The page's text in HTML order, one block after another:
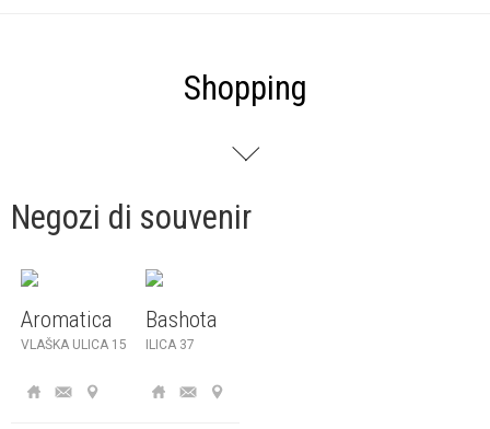
Shopping
Negozi di souvenir
Aromatica
VLAŠKA ULICA 15
Bashota
ILICA 37